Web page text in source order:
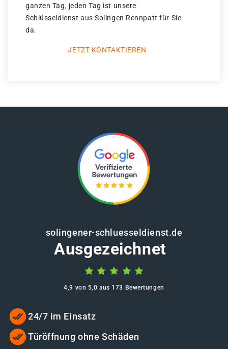
ganzen Tag, jeden Tag ist unsere
Schlüsseldienst aus Solingen Rennpatt für Sie
da.
JETZT KONTAKTIEREN
solingener-schluesseldienst.de
Ausgezeichnet
4,9 von 5,0 aus 173 Bewertungen
24/7 im Einsatz
Türöffnung ohne Schäden